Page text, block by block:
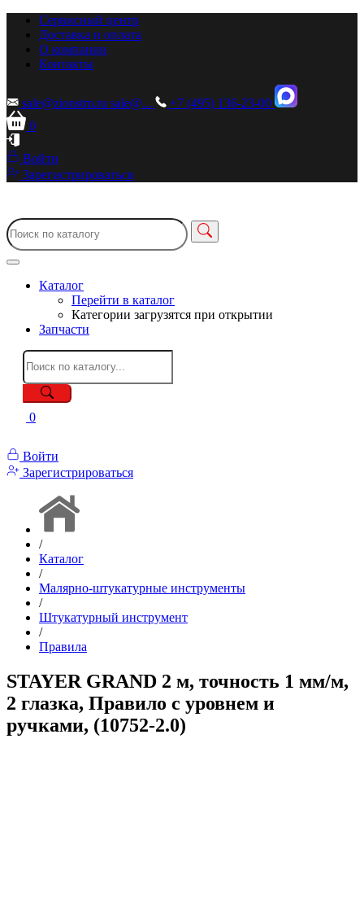
Сервисный центр
Доставка и оплата
О компании
Контакты
sale@zionstm.ru sale@...
+7 (495) 136-23-00
0
Войти
Зарегистрироваться
Каталог
Перейти в каталог
Категории загрузятся при открытии
Запчасти
0
Войти
Зарегистрироваться
/
Каталог
/
Малярно-штукатурные инструменты
/
Штукатурный инструмент
/
Правила
STAYER GRAND 2 м, точность 1 мм/м,
2 глазка, Правило с уровнем и
ручками, (10752-2.0)